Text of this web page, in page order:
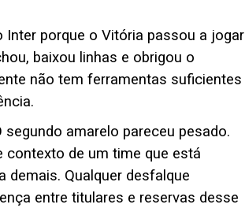
porque o Vitória passou a jogar
baixou linhas e obrigou o
não tem ferramentas suficientes
amarelo pareceu pesado.
de um time que está
demais. Qualquer desfalque
entre titulares e reservas desse